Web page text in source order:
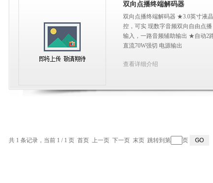
双向点播终端解码器
双向点播终端解码器 ★3.0英寸液
控，可实 现数字音频双向自由点
输入，一路音频辅助输出 ★自动2
直流70W强切 电源输出
查看详细介绍
共 1 条记录，当前 1 / 1 页 首页 上一页 下一页 末页 跳转到第 页